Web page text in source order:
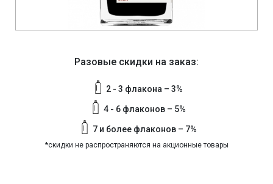
Разовые скидки на заказ:
2 - 3 флакона – 3%
4 - 6 флаконов – 5%
7 и более флаконов – 7%
*скидки не распространяются на акционные товары